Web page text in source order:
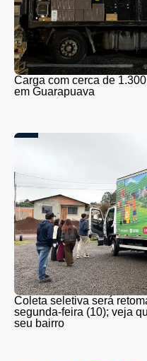
Carga com cerca de
em Guarapuava
Coleta seletiva será
segunda-feira (10); veja
seu bairro